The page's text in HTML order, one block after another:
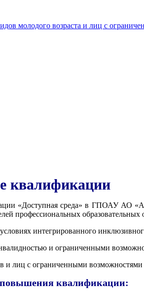
молодого возраста и лиц с
квалификации
«Доступная среда» в ГПОАУ АО
профессиональных
интегрированного
и ограниченными
и лиц с ограниченными
квалификации: